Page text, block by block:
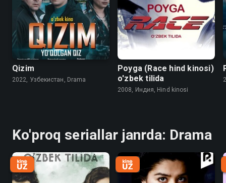
Qizim
2022, Узбекистан, Drama
Poyga (Race hind kinosi)
o'zbek tilida
2008, Индия, Hind kinosi
Ko'proq seriallar janrda: Drama